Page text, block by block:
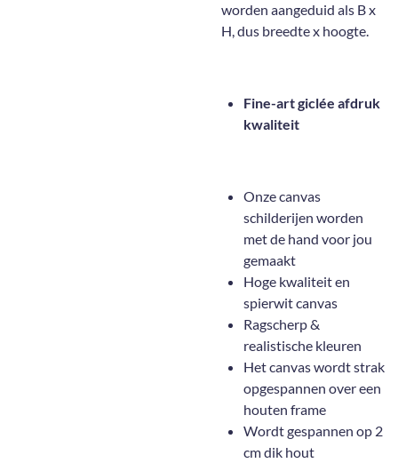
worden aangeduid als B x
H, dus breedte x hoogte.
Fine-art giclée afdruk
kwaliteit
Onze canvas
schilderijen worden
met de hand voor jou
gemaakt
Hoge kwaliteit en
spierwit canvas
Ragscherp &
realistische kleuren
Het canvas wordt strak
opgespannen over een
houten frame
Wordt gespannen op 2
cm dik hout